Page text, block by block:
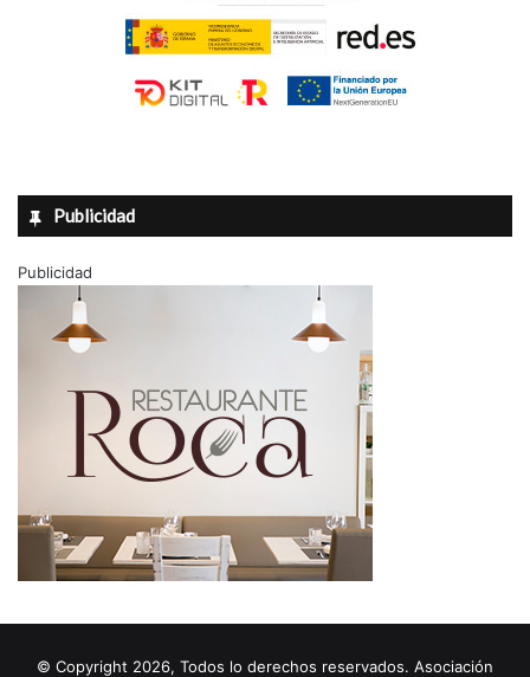
Publicidad
Publicidad
© Copyright 2026, Todos lo derechos reservados. Asociación